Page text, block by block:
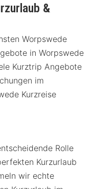
&
Worpswede
in Worpswede
Kurztrip Angebote
im
Kurzreise
Rolle
Kurzurlaub
wir echte